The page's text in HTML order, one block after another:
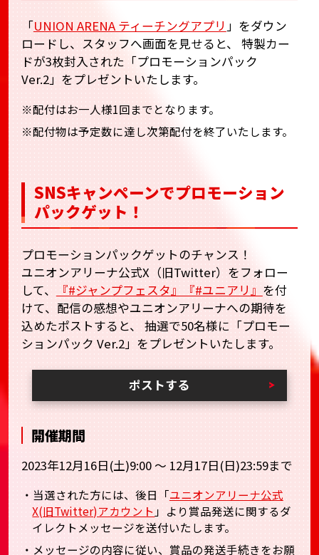
「UNION ARENA ティーチングアプリ 」をダウン
ロードし、スタッフへ画面を見せると、
特製カー
ドが3枚封入された「プロモーションパック
Ver.2」をプレゼントいたします。
※配付はお一人様1回までとなります。
※配付物は予定数に達し次第配付を終了いたします。
SNSキャンペーンでプロモーション
パックゲット！
プロモーションパックゲットのチャンス！
ユニオンアリーナ公式X（旧Twitter）をフォロー
して、
『#ジャンプフェスタ』『#ユニアリ』 を付
けて、配信の感想やユニオンアリーナへの期待を
込めたポストすると、
抽選で50名様に「プロモー
ションパック Ver.2」をプレゼントいたします。
ポストする
開催期間
2023年12月16日(土)9:00 ～ 12月17日(日)23:59まで
・当選された方には、後日「ユニオンアリーナ公式
X(旧Twitter)アカウント 」より賞品発送に関するダ
イレクトメッセージを送付いたします。
・メッセージの内容に従い、賞品の発送手続きをお願